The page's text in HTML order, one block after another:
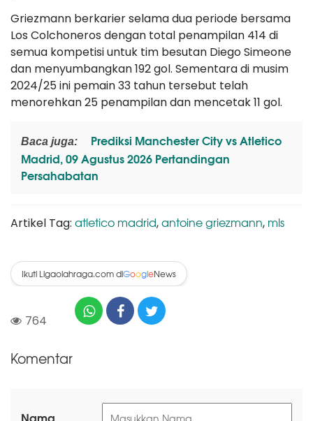
Griezmann berkarier selama dua periode bersama
Los Colchoneros dengan total penampilan 414 di
semua kompetisi untuk tim besutan Diego Simeone
dan menyumbangkan 192 gol. Sementara di musim
2024/25 ini pemain 33 tahun tersebut telah
menorehkan 25 penampilan dan mencetak 11 gol.
Baca juga:
Prediksi Manchester City vs Atletico
Madrid, 09 Agustus 2026 Pertandingan
Persahabatan
Artikel Tag: atletico madrid,antoine griezmann, mls
Ikuti Ligaolahraga.com diGoogleNews
764
Komentar
Nama